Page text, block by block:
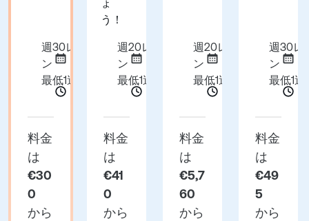
週30レッス
ン
最低1週間
料金
は
€30
0
から
ょ
う！
週20レッス
ン
最低1週間
料金
は
€41
0
から
週20レッス
ン
最低1週間
料金
は
€5,7
60
から
週30レ
ン
最低1週
料金
は
€49
5
から